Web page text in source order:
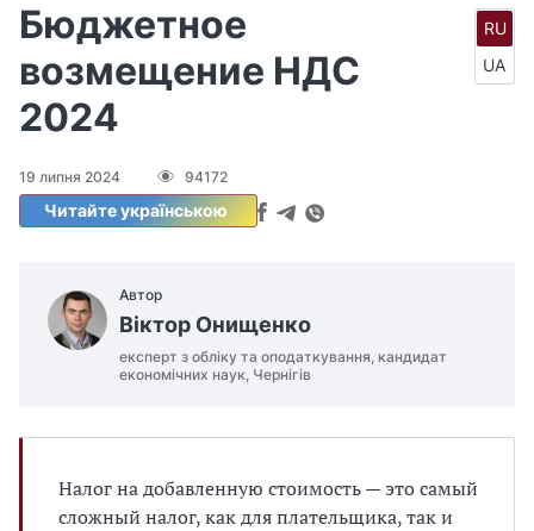
Бюджетное
возмещение НДС
2024
19 липня 2024 94172
Читайте українською
RU
UA
Автор
Віктор Онищенко
експерт з обліку та оподаткування, кандидат
економічних наук, Чернігів
Налог на добавленную стоимость — это самый
сложный налог, как для плательщика, так и